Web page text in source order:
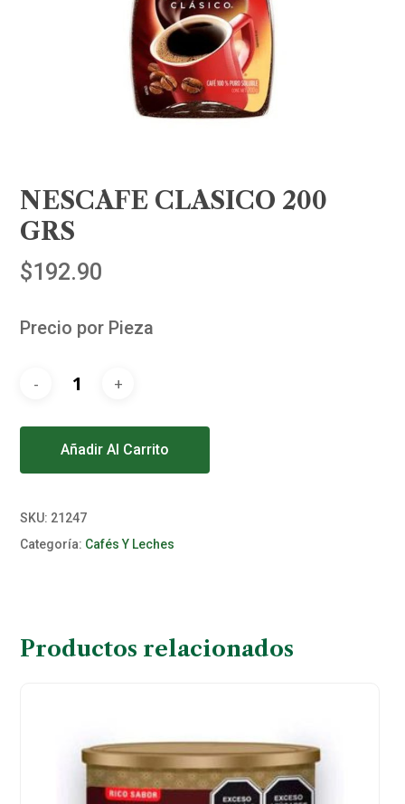
NESCAFE CLASICO 200
GRS
$192.90
Precio por Pieza
Añadir Al Carrito
SKU: 21247
Categoría: Cafés Y Leches
Productos relacionados